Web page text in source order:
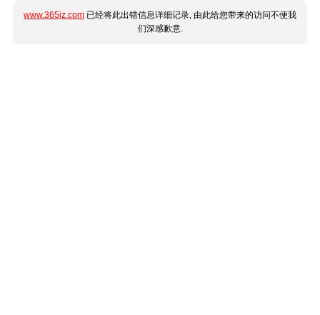
www.365jz.com 已经将此出错信息详细记录, 由此给您带来的访问不便我
们深感歉意.